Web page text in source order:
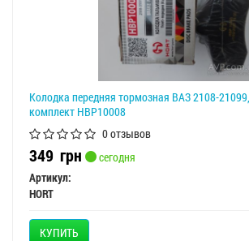
Колодка передняя тормозная ВАЗ 2108-
комплект HBP10008
0 отзывов
349 грн
сегодня
Артикул:
HORT
КУПИТЬ